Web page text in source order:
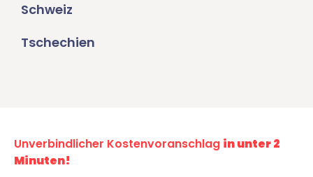
Schweiz
Tschechien
Unverbindlicher Kostenvoranschlag in unter 2
Minuten!